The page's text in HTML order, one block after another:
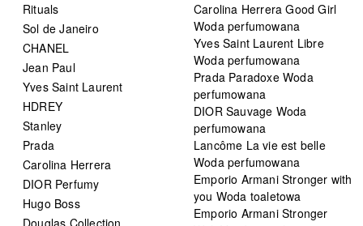
Rituals
Sol de Janeiro
CHANEL
Jean Paul
Yves Saint Laurent
HDREY
Stanley
Prada
Carolina Herrera
DIOR Perfumy
Hugo Boss
Carolina Herrera Good Girl
Woda perfumowana
Yves Saint Laurent Libre
Woda perfumowana
Prada Paradoxe Woda
perfumowana
DIOR Sauvage Woda
perfumowana
Lancôme La vie est belle
Woda perfumowana
Emporio Armani Stronger with
you Woda toaletowa
Emporio Armani Stronger